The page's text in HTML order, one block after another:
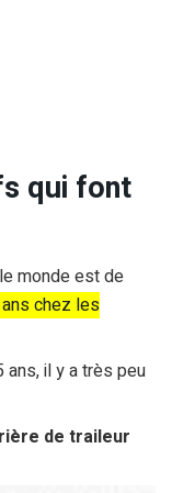
qui font
monde est de
chez les
il y a très peu
de traileur